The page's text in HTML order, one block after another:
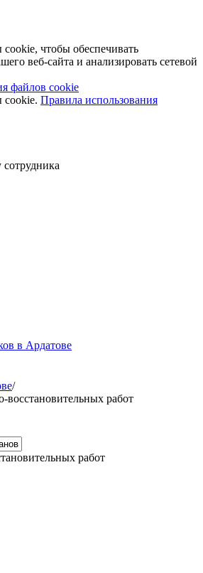
чтобы обеспечивать
веб-сайта и анализировать сетевой
файлов cookie
Правила использования
в Ардатове
/
восстановительных работ
работ